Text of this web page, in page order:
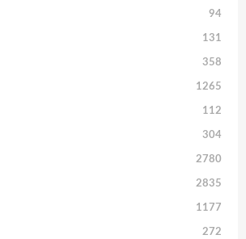
94
131
358
1265
112
304
2780
2835
1177
272